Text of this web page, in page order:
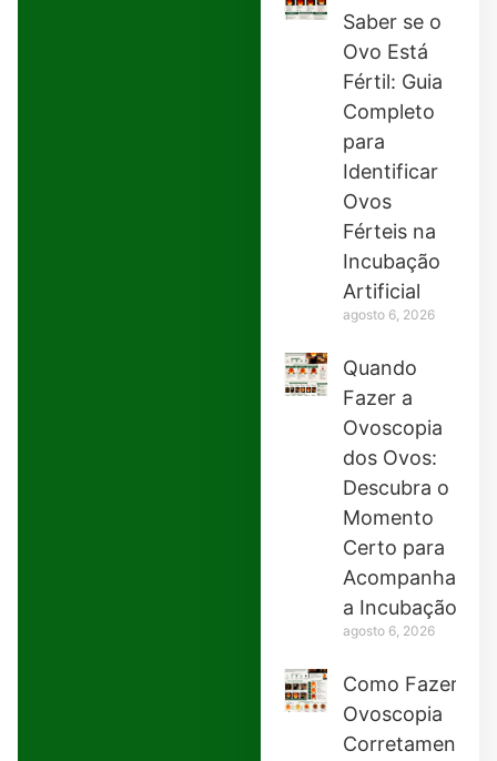
Saber se o
Ovo Está
Fértil: Guia
Completo
para
Identificar
Ovos
Férteis na
Incubação
Artificial
agosto 6, 2026
Quando
Fazer a
Ovoscopia
dos Ovos:
Descubra o
Momento
Certo para
Acompanhar
a Incubação
agosto 6, 2026
Como Fazer
Ovoscopia
Corretamente: